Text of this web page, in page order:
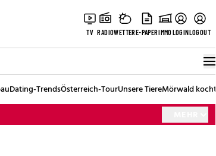
TV RADIOWETTERE-PAPERIMMOLOGINLOGOUT
Dating-TrendsÖsterreich-TourUnsere TiereMörwald kocht